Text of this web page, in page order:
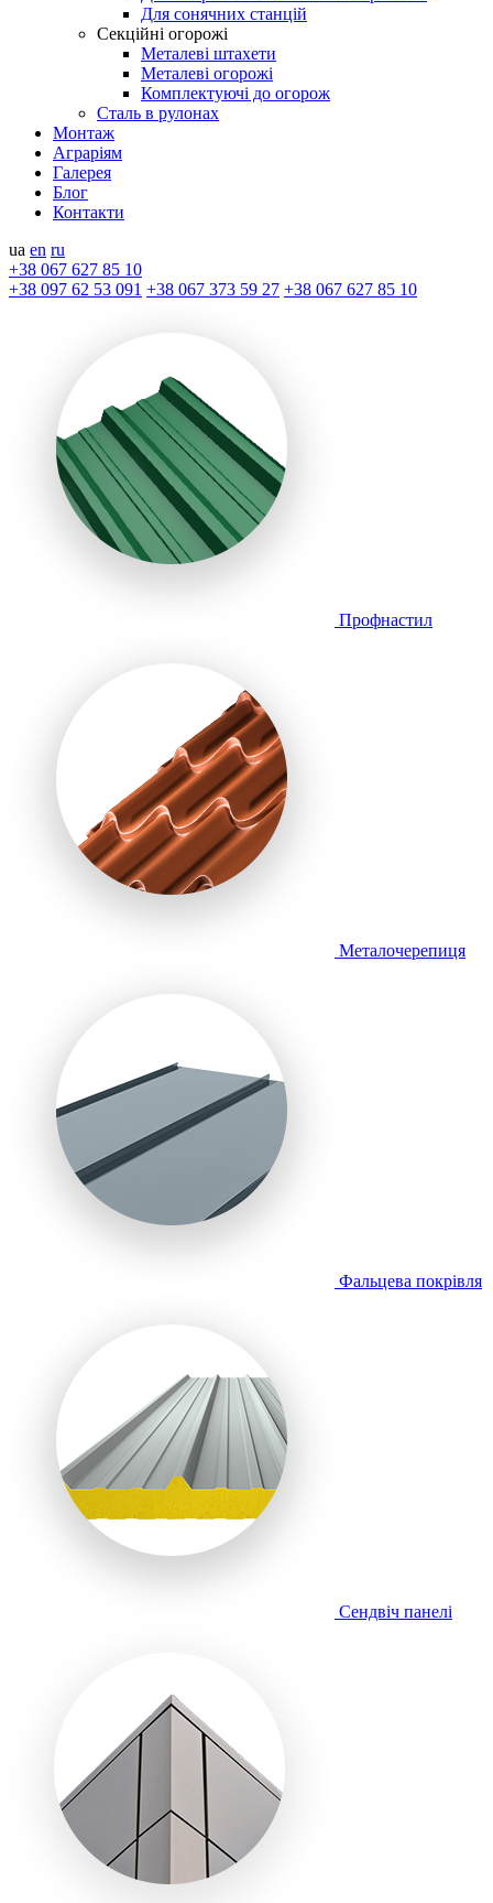
Для сонячних станцій
Секційні огорожі
Металеві штахети
Металеві огорожі
Комплектуючі до огорож
Сталь в рулонах
Монтаж
Аграріям
Галерея
Блог
Контакти
ua en ru
+38 067 627 85 10
+38 097 62 53 091 +38 067 373 59 27 +38 067 627 85 10
Профнастил
Металочерепиця
Фальцева покрівля
Сендвіч панелі